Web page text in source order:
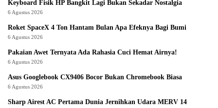
Keyboard Fisik HP Bangkit Lagi Bukan Sekadar Nostalgia
6 Agustus 2026
Roket SpaceX 4 Ton Hantam Bulan Apa Efeknya Bagi Bumi
6 Agustus 2026
Pakaian Awet Ternyata Ada Rahasia Cuci Hemat Airnya!
6 Agustus 2026
Asus Googlebook CX9406 Bocor Bukan Chromebook Biasa
6 Agustus 2026
Sharp Airest AC Pertama Dunia Jernihkan Udara MERV 14